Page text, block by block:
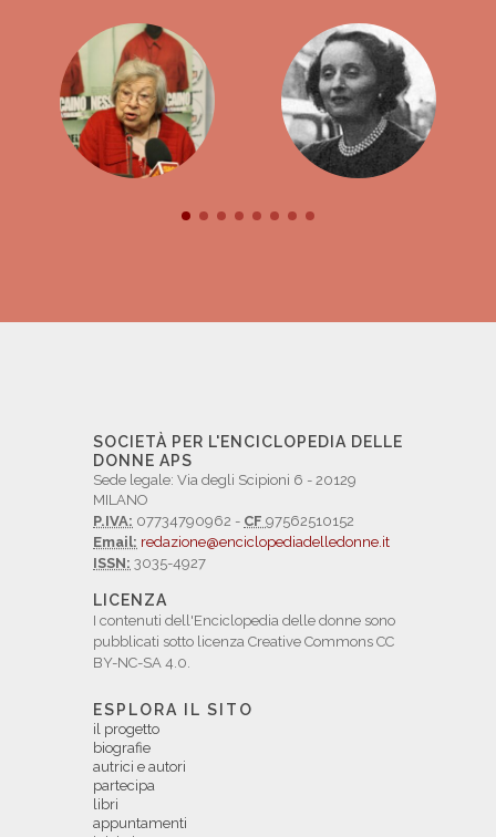
SOCIETÀ PER L'ENCICLOPEDIA DELLE
DONNE APS
Sede legale: Via degli Scipioni 6 - 20129
MILANO
P.IVA: 07734790962 - CF 97562510152
Email: redazione@enciclopediadelledonne.it
ISSN: 3035-4927
LICENZA
I contenuti dell'Enciclopedia delle donne sono
pubblicati sotto licenza Creative Commons CC
BY-NC-SA 4.0.
ESPLORA IL SITO
il progetto
biografie
autrici e autori
partecipa
libri
appuntamenti